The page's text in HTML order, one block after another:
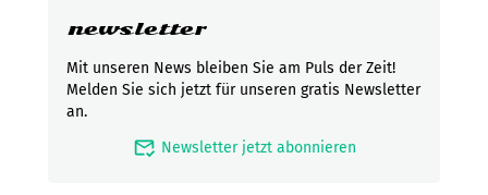
newsletter
Mit unseren News bleiben Sie am Puls der Zeit!
Melden Sie sich jetzt für unseren gratis Newsletter
an.
mark_email_read Newsletter jetzt abonnieren